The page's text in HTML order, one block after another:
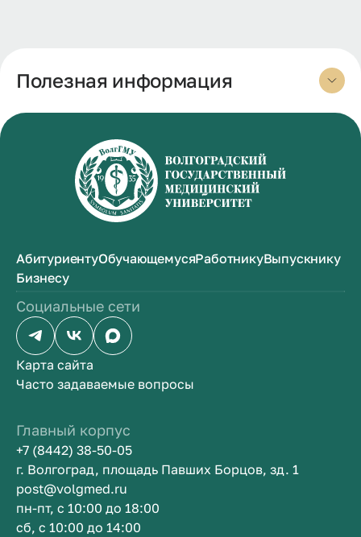
Полезная информация
АбитуриентуОбучающемусяРаботникуВыпускнику
Бизнесу
Социальные сети
Карта сайта
Часто задаваемые вопросы
Главный корпус
+7 (8442) 38-50-05
г. Волгоград, площадь Павших Борцов, зд. 1
post@volgmed.ru
пн-пт, с 10:00 до 18:00
сб, с 10:00 до 14:00